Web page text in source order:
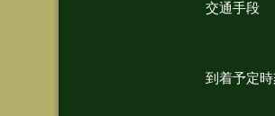
交通手段
到着予定時